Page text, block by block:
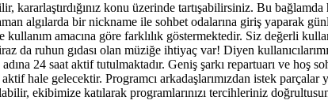
kararlaştırdığınız konu üzerinde tartışabilirsiniz. Bu
algılarda bir nickname ile sohbet odalarına giriş yaparak
amacına göre farklılık göstermektedir. Siz değerli
ruhun gıdası olan müziğe ihtiyaç var! Diyen
24 saat aktif tutulmaktadır. Geniş şarkı repartuarı ve hoş
hale gelecektir. Programcı arkadaşlarımızdan istek
ekibimize katılarak programlarınızı tercihleriniz